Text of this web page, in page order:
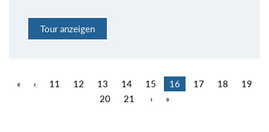
Tour anzeigen
« ‹ 11 12 13 14 15 16 17 18
19
20
21 › »